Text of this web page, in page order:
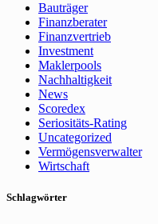
Bauträger
Finanzberater
Finanzvertrieb
Investment
Maklerpools
Nachhaltigkeit
News
Scoredex
Seriositäts-Rating
Uncategorized
Vermögensverwalter
Wirtschaft
Schlagwörter